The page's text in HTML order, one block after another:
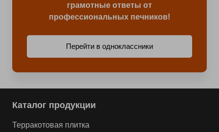
грамотные ответы от
профессиональных печников!
Перейти в одноклассники
Каталог продукции
Терракотовая плитка